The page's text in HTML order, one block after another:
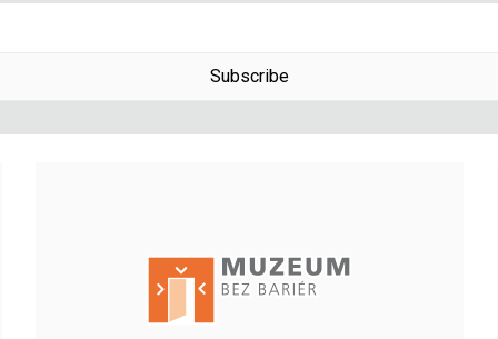
Subscribe